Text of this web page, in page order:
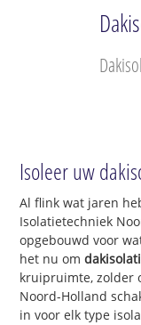
Isoleer uw
Al flink wat jaren
Isolatietechniek
opgebouwd voor
het nu om
kruipruimte, zolder
Noord-Holland
in voor elk type